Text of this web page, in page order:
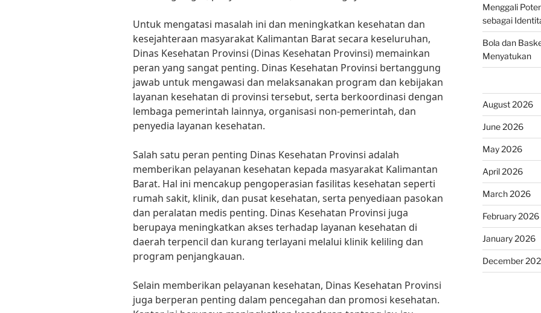
Untuk mengatasi masalah ini dan meningkatkan kesehatan dan
kesejahteraan masyarakat Kalimantan Barat secara keseluruhan,
Dinas Kesehatan Provinsi (Dinas Kesehatan Provinsi) memainkan
peran yang sangat penting. Dinas Kesehatan Provinsi bertanggung
jawab untuk mengawasi dan melaksanakan program dan kebijakan
layanan kesehatan di provinsi tersebut, serta berkoordinasi dengan
lembaga pemerintah lainnya, organisasi non-pemerintah, dan
penyedia layanan kesehatan.
Salah satu peran penting Dinas Kesehatan Provinsi adalah
memberikan pelayanan kesehatan kepada masyarakat Kalimantan
Barat. Hal ini mencakup pengoperasian fasilitas kesehatan seperti
rumah sakit, klinik, dan pusat kesehatan, serta penyediaan pasokan
dan peralatan medis penting. Dinas Kesehatan Provinsi juga
berupaya meningkatkan akses terhadap layanan kesehatan di
daerah terpencil dan kurang terlayani melalui klinik keliling dan
program penjangkauan.
Selain memberikan pelayanan kesehatan, Dinas Kesehatan Provinsi
juga berperan penting dalam pencegahan dan promosi kesehatan.
Menggali
sebagai
Bola dan
Menyatukan
August 2026
June 2026
May 2026
April 2026
March 2026
February 2026
January 2026
December